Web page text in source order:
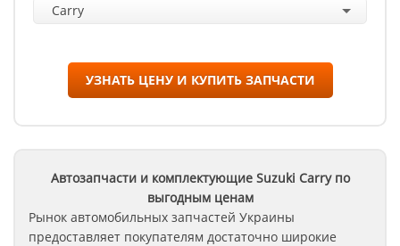
Carry
УЗНАТЬ ЦЕНУ И КУПИТЬ ЗАПЧАСТИ
Автозапчасти и комплектующие Suzuki Carryпо
выгодным ценам
Рынок автомобильных запчастей Украины
предоставляет покупателям достаточно широкие